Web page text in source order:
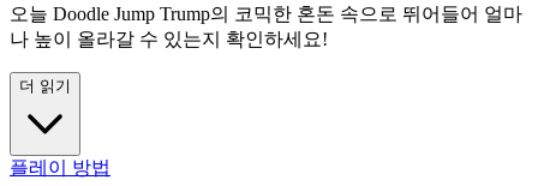
오늘 Doodle Jump Trump의 코믹한 혼돈 속으로 뛰어들어 얼마
나 높이 올라갈 수 있는지 확인하세요!
더 읽기
플레이 방법